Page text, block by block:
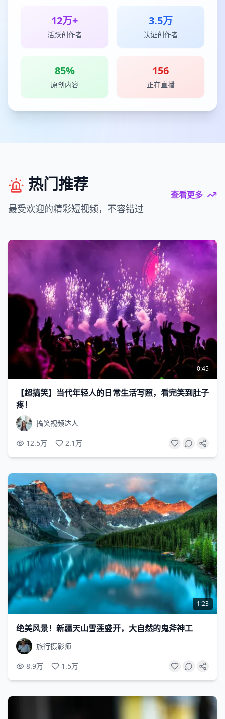
12万+
活跃创作者
3.5万
认证创作者
85%
原创内容
156
正在直播
热门推荐
最受欢迎的精彩短视频，不容错过
查看更多
0:45
【超搞笑】当代年轻人的日常生活写照，看完笑到肚子
疼！
搞笑视频达人
12.5万 2.1万
1:23
绝美风景！新疆天山雪莲盛开，大自然的鬼斧神工
旅行摄影师
8.9万 1.5万